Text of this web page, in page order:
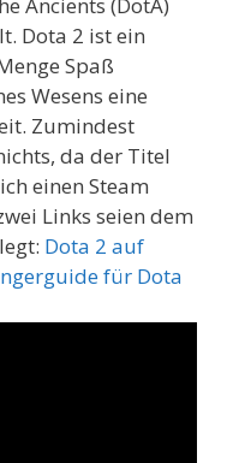
Dota 2 ist ein
Spaß
Wesens eine
Zumindest
da der Titel
einen Steam
Links seien dem
Dota 2 auf
für Dota